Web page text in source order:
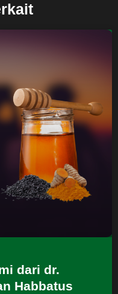
dari dr.
Habbatus